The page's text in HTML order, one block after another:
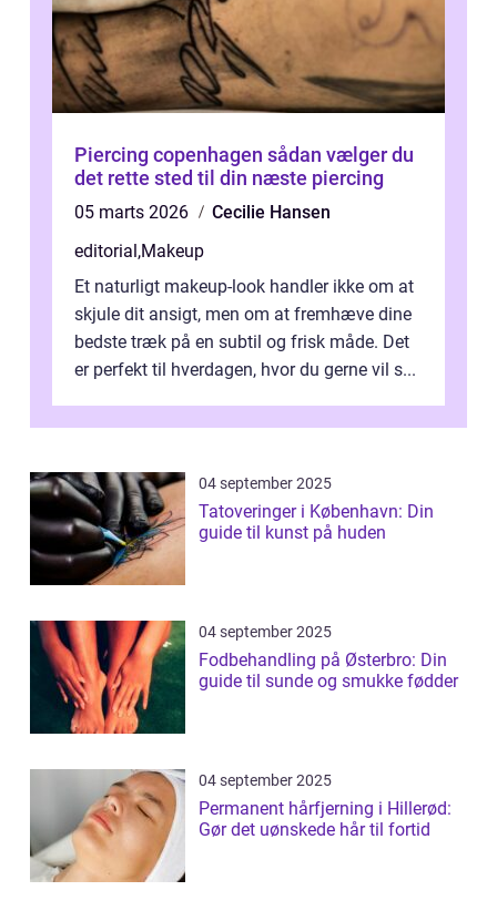
Piercing copenhagen sådan vælger du
det rette sted til din næste piercing
05 marts 2026
Cecilie Hansen
editorial,Makeup
Et naturligt makeup-look handler ikke om at
skjule dit ansigt, men om at fremhæve dine
bedste træk på en subtil og frisk måde. Det
er perfekt til hverdagen, hvor du gerne vil s...
04 september 2025
Tatoveringer i København: Din
guide til kunst på huden
04 september 2025
Fodbehandling på Østerbro: Din
guide til sunde og smukke fødder
04 september 2025
Permanent hårfjerning i Hillerød:
Gør det uønskede hår til fortid